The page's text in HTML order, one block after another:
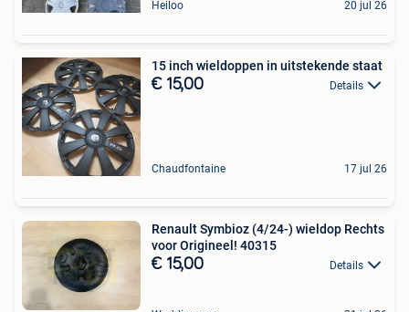
Heiloo 20 jul 26
15 inch wieldoppen in uitstekende staat
€ 15,00 Details
Chaudfontaine 17 jul 26
Renault Symbioz (4/24-) wieldop Rechts
voor Origineel! 40315
€ 15,00 Details